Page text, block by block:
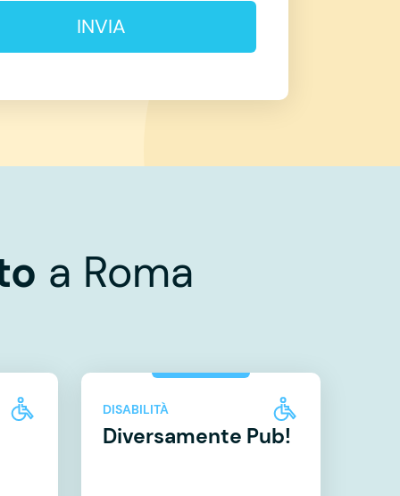
INVIA
a Roma
DISABILITÀ
Diversamente Pub!